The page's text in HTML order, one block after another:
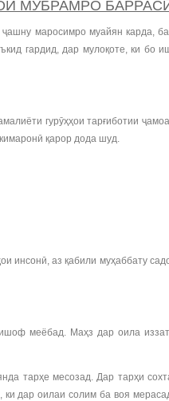
МУБРАМРО
маросимро муайян
гардид, дар мулоқоте, ки бо
гурӯҳҳои тарғиботии
қарор дода шуд.
инсонӣ, аз қабили муҳаббату
меёбад. Маҳз дар оила
тарҳе месозад. Дар тарҳи
дар оилаи солим ба воя